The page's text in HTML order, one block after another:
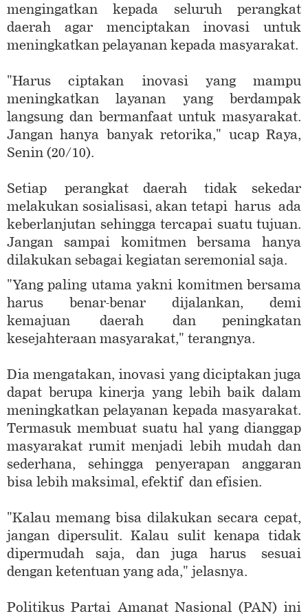
mengingatkan kepada seluruh perangkat
daerah agar menciptakan inovasi untuk
meningkatkan pelayanan kepada masyarakat.
"Harus ciptakan inovasi yang mampu
meningkatkan layanan yang berdampak
langsung dan bermanfaat untuk masyarakat.
Jangan hanya banyak retorika," ucap Raya,
Senin (20/10).
Setiap perangkat daerah tidak sekedar
melakukan sosialisasi, akan tetapi harus ada
keberlanjutan sehingga tercapai suatu tujuan.
Jangan sampai komitmen bersama hanya
dilakukan sebagai kegiatan seremonial saja.
"Yang paling utama yakni komitmen bersama
harus benar-benar dijalankan, demi
kemajuan daerah dan peningkatan
kesejahteraan masyarakat," terangnya.
Dia mengatakan, inovasi yang diciptakan juga
dapat berupa kinerja yang lebih baik dalam
meningkatkan pelayanan kepada masyarakat.
Termasuk membuat suatu hal yang dianggap
masyarakat rumit menjadi lebih mudah dan
sederhana, sehingga penyerapan anggaran
bisa lebih maksimal, efektif dan efisien.
"Kalau memang bisa dilakukan secara cepat,
jangan dipersulit. Kalau sulit kenapa tidak
dipermudah saja, dan juga harus sesuai
dengan ketentuan yang ada," jelasnya.
Politikus Partai Amanat Nasional (PAN) ini